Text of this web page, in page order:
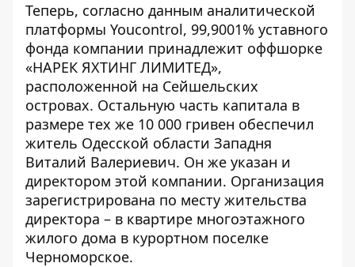
Теперь, согласно данным аналитической
платформы Youcontrol, 99,9001% уставного
фонда компании принадлежит оффшорке
«НАРЕК ЯХТИНГ ЛИМИТЕД»,
расположенной на Сейшельских
островах. Остальную часть капитала в
размере тех же 10 000 гривен обеспечил
житель Одесской области Западня
Виталий Валериевич. Он же указан и
директором этой компании. Организация
зарегистрирована по месту жительства
директора – в квартире многоэтажного
жилого дома в курортном поселке
Черноморское.